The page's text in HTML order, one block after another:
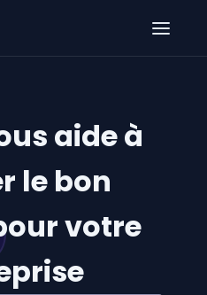
aide à
le bon
votre